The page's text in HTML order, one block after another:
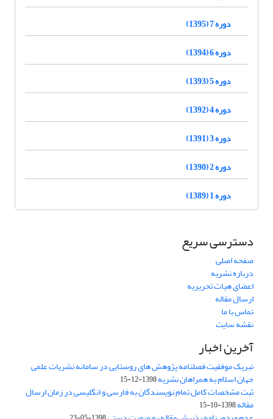
دوره 7 (1395)
دوره 6 (1394)
دوره 5 (1393)
دوره 4 (1392)
دوره 3 (1391)
دوره 2 (1390)
دوره 1 (1389)
دسترسی سریع
صفحه اصلی
درباره نشریه
اعضای هیات تحریریه
ارسال مقاله
تماس با ما
نقشه سایت
آخرین اخبار
تبریک موفقیت فصلنامه پژوهش های روستایی در سامانه نشریات علمی
جهان اسلام به همراهان نشریه1398-12-15
ثبت مشخصات کامل تمام نویسندگان به فارسی و انگلیسی در زمان ارسال
مقاله1398-10-15